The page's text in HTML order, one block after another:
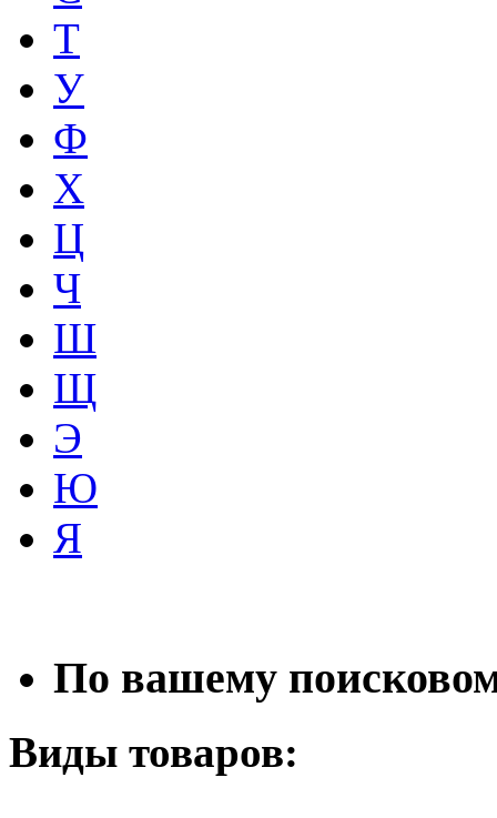
Т
У
Ф
Х
Ц
Ч
Ш
Щ
Э
Ю
Я
По вашему
Виды товаров: